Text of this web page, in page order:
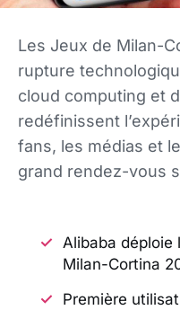
Les Jeux de Milan-
rupture
cloud computing et
redéfinissent
fans, les médias et
grand rendez-vous
Alibaba déploie
Milan-Cortina
Première